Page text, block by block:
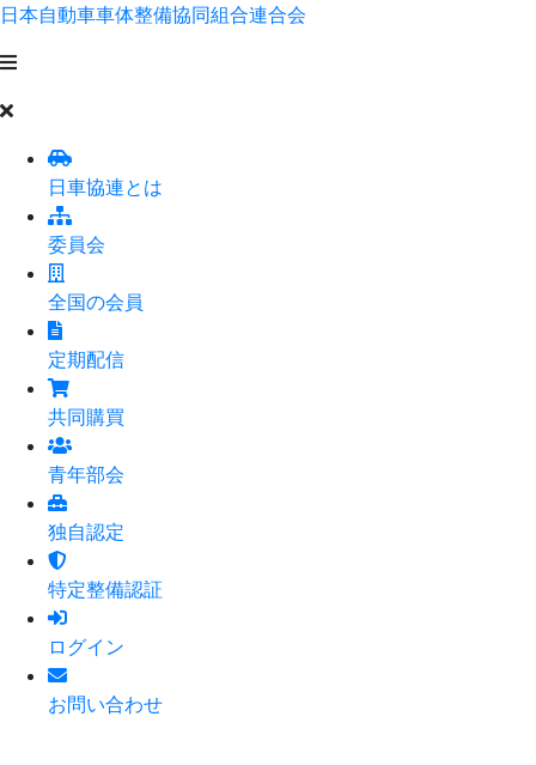
日本自動車車体整備協同組合連合会
日車協連とは
委員会
全国の会員
定期配信
共同購買
青年部会
独自認定
特定整備認証
ログイン
お問い合わせ